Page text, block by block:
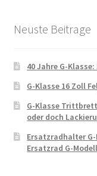
Neuste Beitrage
40 Jahre G-
G-Klasse 16 Zoll
G-Klasse
oder doch
Ersatzradhalter
Ersatzrad G-Modell